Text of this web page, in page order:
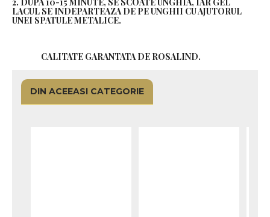
LACUL SE INDEPARTEAZA DE PE UNGHII CU AJUTORUL
UNEI SPATULE METALICE.
CALITATE GARANTATA DE ROSALIND.
DIN ACEEASI CATEGORIE